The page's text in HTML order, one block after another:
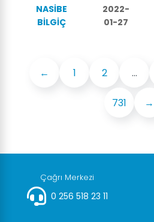
NASİBE
BİLGİÇ
2022-
01-27
← 1 2 ...
731 →
Çağrı Merkezi
0 256 518 23 11